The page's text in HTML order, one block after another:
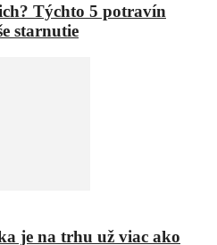
Týchto 5 potravín
starnutie
je na trhu už viac ako